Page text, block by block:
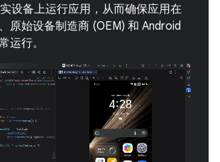
设备上运行应用，从而确保应用在
原始设备制造商 (OEM) 和 Android
运行。